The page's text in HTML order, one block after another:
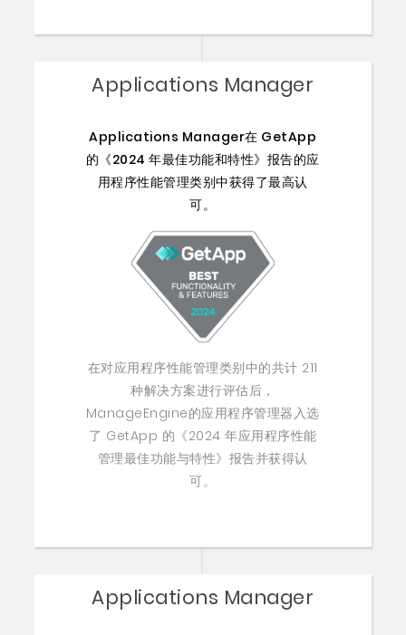
Applications Manager
Applications Manager在 GetApp
的《2024 年最佳功能和特性》报告的应
用程序性能管理类别中获得了最高认
可。
在对应用程序性能管理类别中的共计 211
种解决方案进行评估后，
ManageEngine的应用程序管理器入选
了 GetApp 的《2024 年应用程序性能
管理最佳功能与特性》报告并获得认
可。
Applications Manager